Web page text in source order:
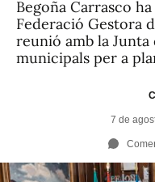
Begoña Carrasco
Federació Gestora
reunió amb la
municipals per a
7 de